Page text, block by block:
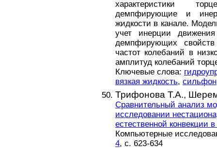
характеристики
демпфирующие и
жидкости в канале.
учет инерции
демпфирующих
частот колебаний в
амплитуд колебаний
Ключевые слова:
вязкая жидкость, сильфон
Трифонова Т.А.,
Сравнительный анализ
исследовании
естественной конвекции
Компьютерные
4, с. 623-634